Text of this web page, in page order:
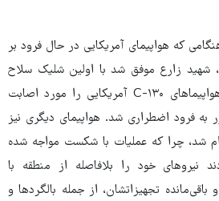
که هواپیمای آمریکایی در حال فرود بر
شهید زارع موفق شد با اولین شلیک سلاح
دوش‌پرتاب، موتور یکی از هواپیماهای C-۱۳۰ آمریکایی را مورد اصابت
به فرود اضطراری شد. هواپیمای دیگری نیز
شد، چرا که عملیات با شکست مواجه شده
نیروهای خود را بلافاصله از منطقه با
تجهیزاتشان، از جمله بالگردها و